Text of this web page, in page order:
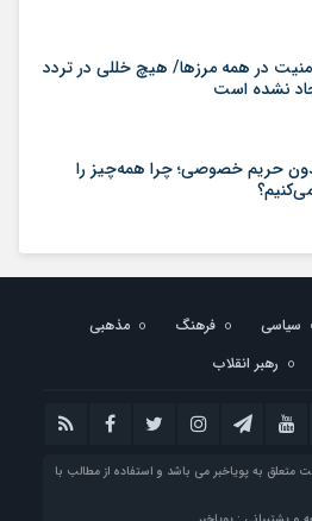
در همه مرزها/ هیچ‌ خللی در تردد
نشده است
حریم خصوصی؛ چرا همه‌چیز را
سیاسی فرهنگ
مذهبی
رهبر انقلاب
به پویاخبر می باشد و استفاده از مطالب با